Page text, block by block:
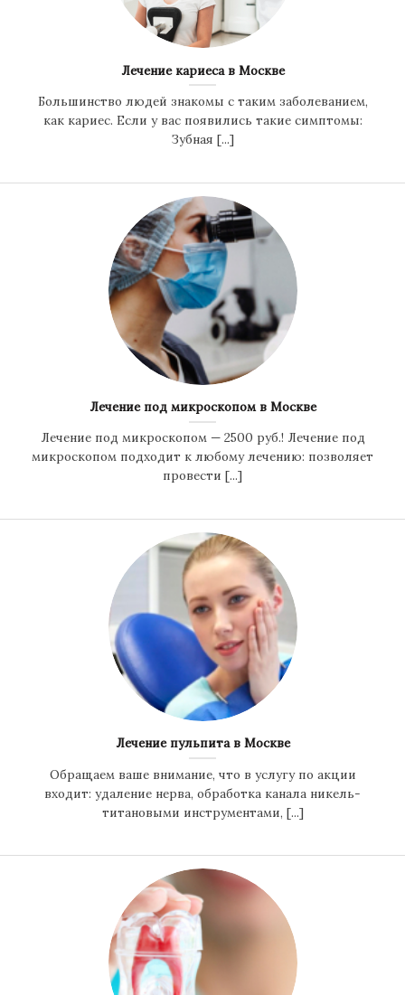
Лечение кариеса в Москве
Большинство людей знакомы с таким заболеванием,
как кариес. Если у вас появились такие симптомы:
Зубная [...]
Лечение под микроскопом в Москве
Лечение под микроскопом — 2500 руб.! Лечение под
микроскопом подходит к любому лечению: позволяет
провести [...]
Лечение пульпита в Москве
Обращаем ваше внимание, что в услугу по акции
входит: удаление нерва, обработка канала никель-
титановыми инструментами, [...]